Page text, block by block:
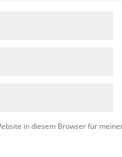
in diesem Browser für